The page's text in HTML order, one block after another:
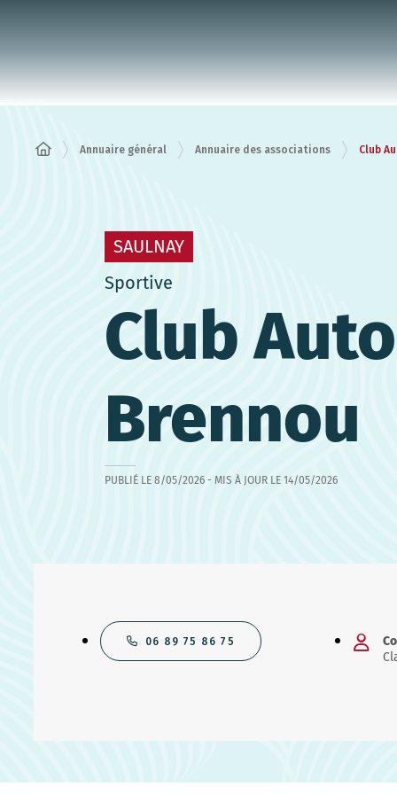
Annuaire général Annuaire des associations Club
SAULNAY
Sportive
Club
Brennou
PUBLIÉ LE 8/05/2026 - MIS À JOUR LE 14/05/2026
06 89 75 86 75